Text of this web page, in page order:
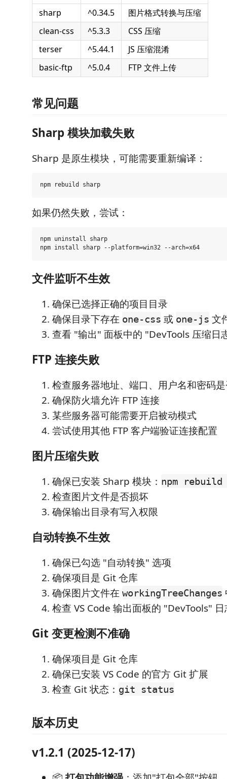
sharp ^0.34.5
图片格式转换与压缩
clean-css
^5.3.3
CSS 压缩
terser
^5.44.1
JS 压缩混淆
basic-ftp
^5.0.4 FTP 文件上传
常见问题
Sharp 模块加载失败
Sharp 是原生模块，可能需要重新编译：
如果仍然失败，尝试：
npm uninstall sharp
文件监听不生效
确保已选择正确的项目目录
确保目录下存在 one-css 或 one-js 文
查看 "输出" 面板中的 "DevTools 压缩日
FTP 连接失败
检查服务器地址、端口、用户名和密码
确保防火墙允许 FTP 连接
某些服务器可能需要开启被动模式
尝试使用其他 FTP 客户端验证连接配置
图片压缩失败
确保已安装 Sharp 模块： npm rebuild
检查图片文件是否损坏
确保输出目录有写入权限
自动转换不生效
确保已勾选 "自动转换" 选项
确保项目是 Git 仓库
确保图片文件在 workingTreeChanges
检查 VS Code 输出面板的 "DevTools" 日
Git 变更检测不准确
确保项目是 Git 仓库
确保已安装 VS Code 的官方 Git 扩展
检查 Git 状态： git status
版本历史
v1.2.1 (2025-12-17)